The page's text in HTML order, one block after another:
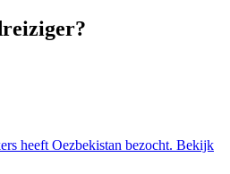
heeft Oezbekistan bezocht. Bekijk